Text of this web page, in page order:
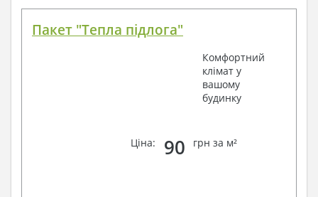
Пакет "Тепла підлога"
Комфортний
клімат у
вашому
будинку
Ціна: 90 грн за м²